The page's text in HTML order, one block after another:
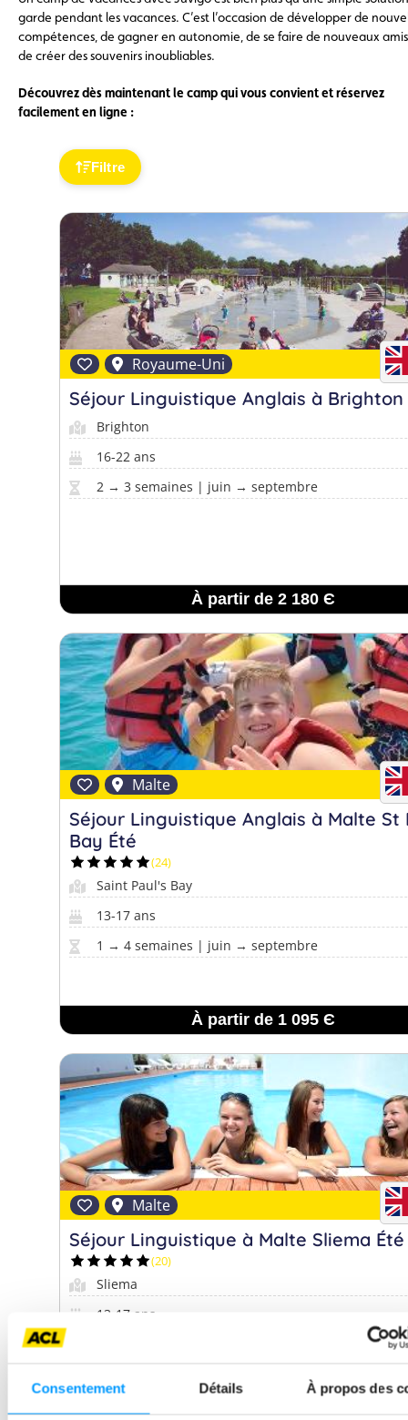
Consentement Détails À propos des
garde pendant les vacances. C’est l’occasion de développer de
compétences, de gagner en autonomie, de se faire de nouveaux
de créer des souvenirs inoubliables.
Découvrez dès maintenant le camp qui vous convient et réservez
facilement en ligne :